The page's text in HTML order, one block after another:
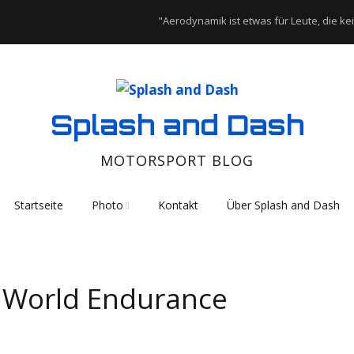
"Aerodynamik ist etwas für Leute, die
Splash and Dash
MOTORSPORT BLOG
Startseite Photo Kontakt Über Splash and Dash
World Endurance